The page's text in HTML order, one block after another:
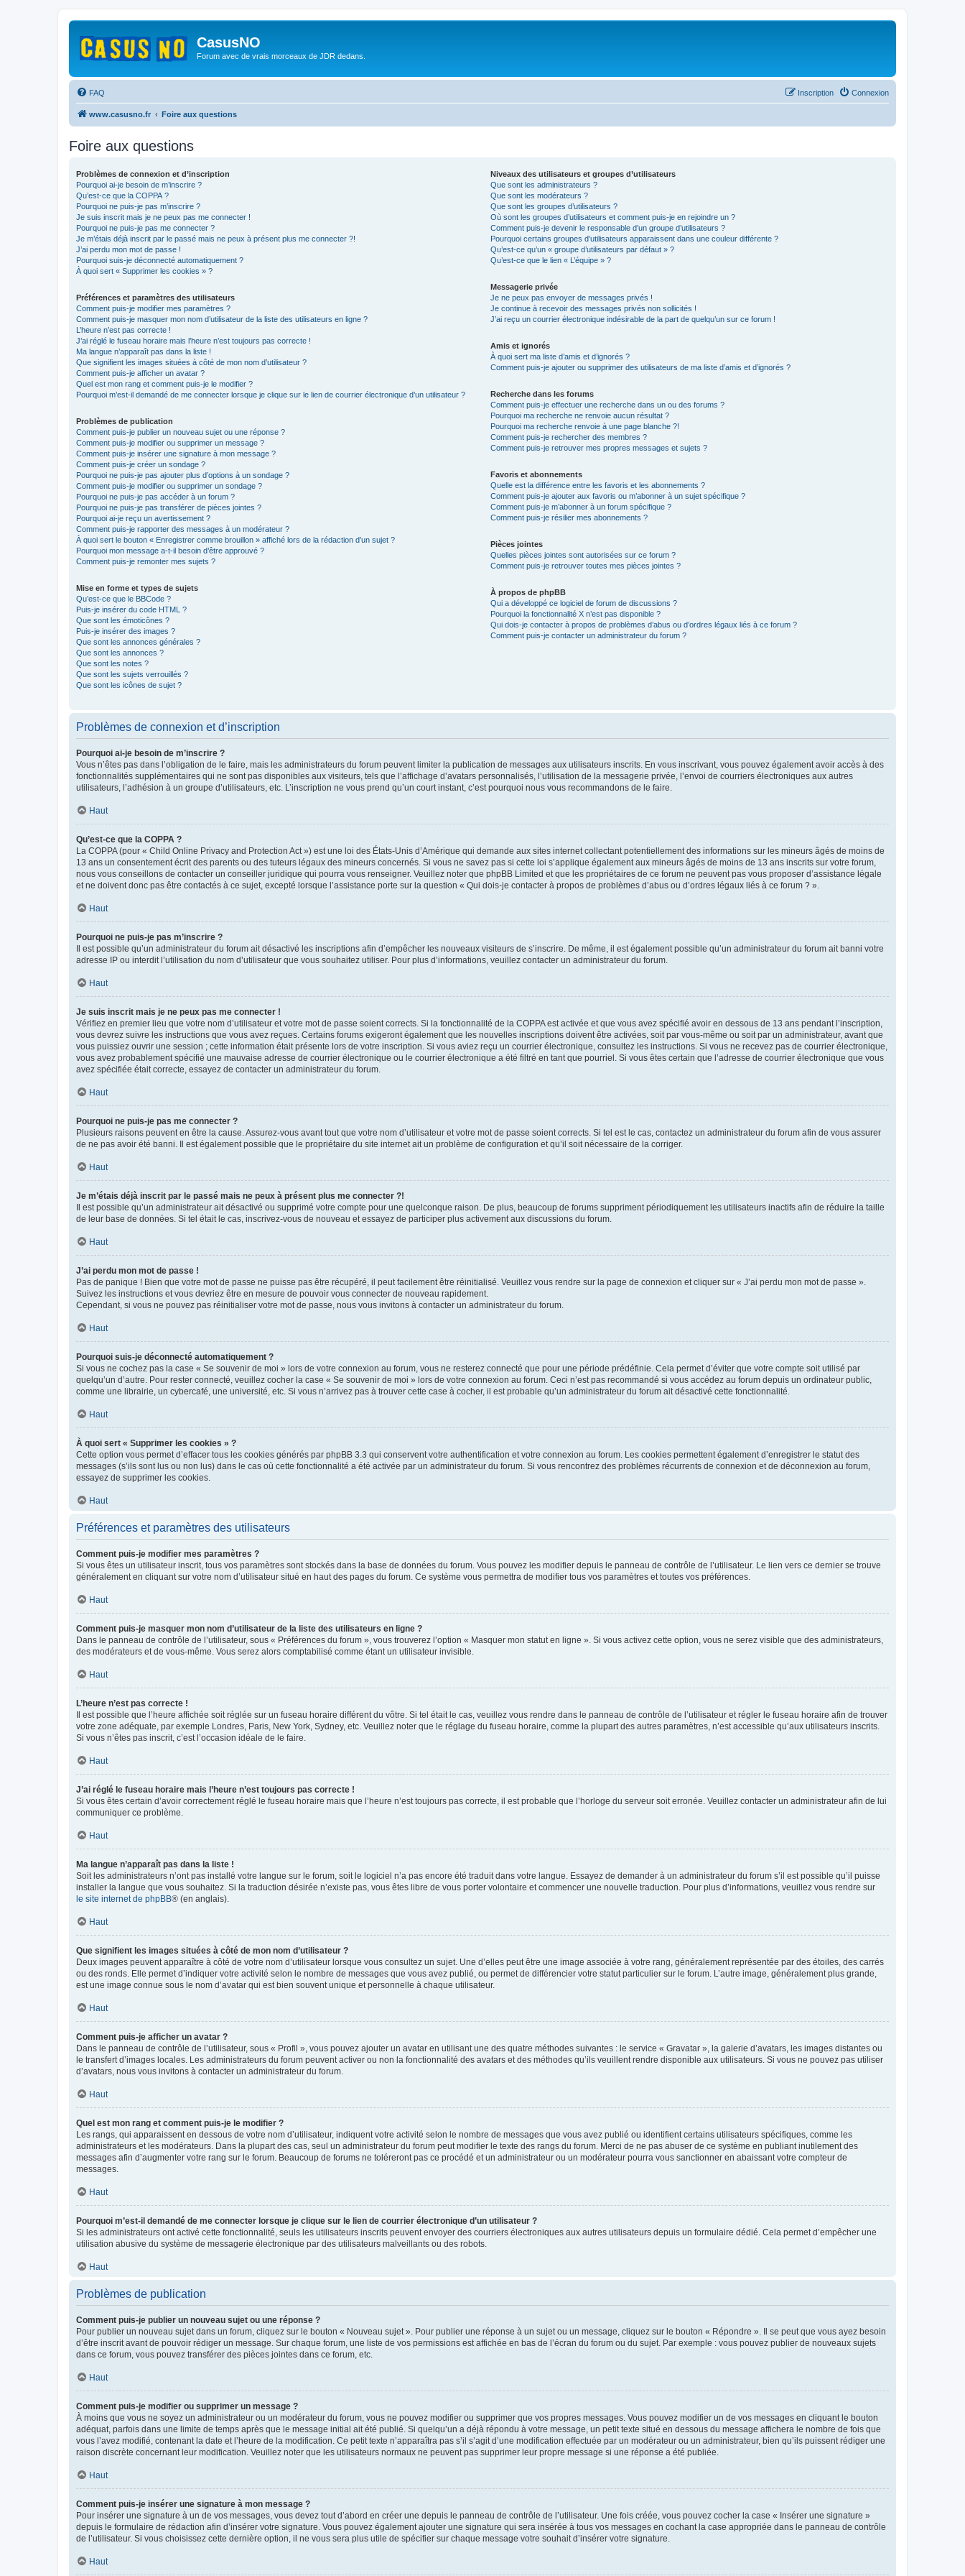
CasusNO
Forum avec de vrais morceaux de JDR dedans.
FAQ Connexion
Inscription
www.casusno.fr Foire aux questions
Foire aux questions
Problèmes de connexion et d’inscription
Pourquoi ai-je besoin de m’inscrire ?
Qu’est-ce que la COPPA ?
Pourquoi ne puis-je pas m’inscrire ?
Je suis inscrit mais je ne peux pas me connecter !
Pourquoi ne puis-je pas me connecter ?
Je m’étais déjà inscrit par le passé mais ne peux à présent plus me connecter ?!
J’ai perdu mon mot de passe !
Pourquoi suis-je déconnecté automatiquement ?
À quoi sert « Supprimer les cookies » ?
Préférences et paramètres des utilisateurs
Comment puis-je modifier mes paramètres ?
Comment puis-je masquer mon nom d’utilisateur de la liste des utilisateurs en ligne ?
L’heure n’est pas correcte !
J’ai réglé le fuseau horaire mais l’heure n’est toujours pas correcte !
Ma langue n’apparaît pas dans la liste !
Que signifient les images situées à côté de mon nom d’utilisateur ?
Comment puis-je afficher un avatar ?
Quel est mon rang et comment puis-je le modifier ?
Pourquoi m’est-il demandé de me connecter lorsque je clique sur le lien de courrier électronique d’un utilisateur ?
Problèmes de publication
Comment puis-je publier un nouveau sujet ou une réponse ?
Comment puis-je modifier ou supprimer un message ?
Comment puis-je insérer une signature à mon message ?
Comment puis-je créer un sondage ?
Pourquoi ne puis-je pas ajouter plus d’options à un sondage ?
Comment puis-je modifier ou supprimer un sondage ?
Pourquoi ne puis-je pas accéder à un forum ?
Pourquoi ne puis-je pas transférer de pièces jointes ?
Pourquoi ai-je reçu un avertissement ?
Comment puis-je rapporter des messages à un modérateur ?
À quoi sert le bouton « Enregistrer comme brouillon » affiché lors de la rédaction d’un sujet ?
Pourquoi mon message a-t-il besoin d’être approuvé ?
Comment puis-je remonter mes sujets ?
Mise en forme et types de sujets
Qu’est-ce que le BBCode ?
Puis-je insérer du code HTML ?
Que sont les émoticônes ?
Puis-je insérer des images ?
Que sont les annonces générales ?
Que sont les annonces ?
Que sont les notes ?
Que sont les sujets verrouillés ?
Que sont les icônes de sujet ?
Niveaux des utilisateurs et groupes d’utilisateurs
Que sont les administrateurs ?
Que sont les modérateurs ?
Que sont les groupes d’utilisateurs ?
Où sont les groupes d’utilisateurs et comment puis-je en rejoindre un ?
Comment puis-je devenir le responsable d’un groupe d’utilisateurs ?
Pourquoi certains groupes d’utilisateurs apparaissent dans une couleur différente ?
Qu’est-ce qu’un « groupe d’utilisateurs par défaut » ?
Qu’est-ce que le lien « L’équipe » ?
Messagerie privée
Je ne peux pas envoyer de messages privés !
Je continue à recevoir des messages privés non sollicités !
J’ai reçu un courrier électronique indésirable de la part de quelqu’un sur ce forum !
Amis et ignorés
À quoi sert ma liste d’amis et d’ignorés ?
Comment puis-je ajouter ou supprimer des utilisateurs de ma liste d’amis et d’ignorés ?
Recherche dans les forums
Comment puis-je effectuer une recherche dans un ou des forums ?
Pourquoi ma recherche ne renvoie aucun résultat ?
Pourquoi ma recherche renvoie à une page blanche ?!
Comment puis-je rechercher des membres ?
Comment puis-je retrouver mes propres messages et sujets ?
Favoris et abonnements
Quelle est la différence entre les favoris et les abonnements ?
Comment puis-je ajouter aux favoris ou m’abonner à un sujet spécifique ?
Comment puis-je m’abonner à un forum spécifique ?
Comment puis-je résilier mes abonnements ?
Pièces jointes
Quelles pièces jointes sont autorisées sur ce forum ?
Comment puis-je retrouver toutes mes pièces jointes ?
À propos de phpBB
Qui a développé ce logiciel de forum de discussions ?
Pourquoi la fonctionnalité X n’est pas disponible ?
Qui dois-je contacter à propos de problèmes d’abus ou d’ordres légaux liés à ce forum ?
Comment puis-je contacter un administrateur du forum ?
Problèmes de connexion et d’inscription
Pourquoi ai-je besoin de m’inscrire ?
Vous n’êtes pas dans l’obligation de le faire, mais les administrateurs du forum peuvent limiter la publication de messages aux utilisateurs inscrits. En vous inscrivant, vous pouvez également avoir accès à des
fonctionnalités supplémentaires qui ne sont pas disponibles aux visiteurs, tels que l’affichage d’avatars personnalisés, l’utilisation de la messagerie privée, l’envoi de courriers électroniques aux autres
utilisateurs, l’adhésion à un groupe d’utilisateurs, etc. L’inscription ne vous prend qu’un court instant, c’est pourquoi nous vous recommandons de le faire.
Haut
Qu’est-ce que la COPPA ?
La COPPA (pour « Child Online Privacy and Protection Act ») est une loi des États-Unis d’Amérique qui demande aux sites internet collectant potentiellement des informations sur les mineurs âgés de moins de
13 ans un consentement écrit des parents ou des tuteurs légaux des mineurs concernés. Si vous ne savez pas si cette loi s’applique également aux mineurs âgés de moins de 13 ans inscrits sur votre forum,
nous vous conseillons de contacter un conseiller juridique qui pourra vous renseigner. Veuillez noter que phpBB Limited et que les propriétaires de ce forum ne peuvent pas vous proposer d’assistance légale
et ne doivent donc pas être contactés à ce sujet, excepté lorsque l’assistance porte sur la question « Qui dois-je contacter à propos de problèmes d’abus ou d’ordres légaux liés à ce forum ? ».
Haut
Pourquoi ne puis-je pas m’inscrire ?
Il est possible qu’un administrateur du forum ait désactivé les inscriptions afin d’empêcher les nouveaux visiteurs de s’inscrire. De même, il est également possible qu’un administrateur du forum ait banni votre
adresse IP ou interdit l’utilisation du nom d’utilisateur que vous souhaitez utiliser. Pour plus d’informations, veuillez contacter un administrateur du forum.
Haut
Je suis inscrit mais je ne peux pas me connecter !
Vérifiez en premier lieu que votre nom d’utilisateur et votre mot de passe soient corrects. Si la fonctionnalité de la COPPA est activée et que vous avez spécifié avoir en dessous de 13 ans pendant l’inscription,
vous devrez suivre les instructions que vous avez reçues. Certains forums exigeront également que les nouvelles inscriptions doivent être activées, soit par vous-même ou soit par un administrateur, avant que
vous puissiez ouvrir une session ; cette information était présente lors de votre inscription. Si vous aviez reçu un courrier électronique, consultez les instructions. Si vous ne recevez pas de courrier électronique,
vous avez probablement spécifié une mauvaise adresse de courrier électronique ou le courrier électronique a été filtré en tant que pourriel. Si vous êtes certain que l’adresse de courrier électronique que vous
avez spécifiée était correcte, essayez de contacter un administrateur du forum.
Haut
Pourquoi ne puis-je pas me connecter ?
Plusieurs raisons peuvent en être la cause. Assurez-vous avant tout que votre nom d’utilisateur et votre mot de passe soient corrects. Si tel est le cas, contactez un administrateur du forum afin de vous assurer
de ne pas avoir été banni. Il est également possible que le propriétaire du site internet ait un problème de configuration et qu’il soit nécessaire de la corriger.
Haut
Je m’étais déjà inscrit par le passé mais ne peux à présent plus me connecter ?!
Il est possible qu’un administrateur ait désactivé ou supprimé votre compte pour une quelconque raison. De plus, beaucoup de forums suppriment périodiquement les utilisateurs inactifs afin de réduire la taille
de leur base de données. Si tel était le cas, inscrivez-vous de nouveau et essayez de participer plus activement aux discussions du forum.
Haut
J’ai perdu mon mot de passe !
Pas de panique ! Bien que votre mot de passe ne puisse pas être récupéré, il peut facilement être réinitialisé. Veuillez vous rendre sur la page de connexion et cliquer sur « J’ai perdu mon mot de passe ».
Suivez les instructions et vous devriez être en mesure de pouvoir vous connecter de nouveau rapidement.
Cependant, si vous ne pouvez pas réinitialiser votre mot de passe, nous vous invitons à contacter un administrateur du forum.
Haut
Pourquoi suis-je déconnecté automatiquement ?
Si vous ne cochez pas la case « Se souvenir de moi » lors de votre connexion au forum, vous ne resterez connecté que pour une période prédéfinie. Cela permet d’éviter que votre compte soit utilisé par
quelqu’un d’autre. Pour rester connecté, veuillez cocher la case « Se souvenir de moi » lors de votre connexion au forum. Ceci n’est pas recommandé si vous accédez au forum depuis un ordinateur public,
comme une librairie, un cybercafé, une université, etc. Si vous n’arrivez pas à trouver cette case à cocher, il est probable qu’un administrateur du forum ait désactivé cette fonctionnalité.
Haut
À quoi sert « Supprimer les cookies » ?
Cette option vous permet d’effacer tous les cookies générés par phpBB 3.3 qui conservent votre authentification et votre connexion au forum. Les cookies permettent également d’enregistrer le statut des
messages (s’ils sont lus ou non lus) dans le cas où cette fonctionnalité a été activée par un administrateur du forum. Si vous rencontrez des problèmes récurrents de connexion et de déconnexion au forum,
essayez de supprimer les cookies.
Haut
Préférences et paramètres des utilisateurs
Comment puis-je modifier mes paramètres ?
Si vous êtes un utilisateur inscrit, tous vos paramètres sont stockés dans la base de données du forum. Vous pouvez les modifier depuis le panneau de contrôle de l’utilisateur. Le lien vers ce dernier se trouve
généralement en cliquant sur votre nom d’utilisateur situé en haut des pages du forum. Ce système vous permettra de modifier tous vos paramètres et toutes vos préférences.
Haut
Comment puis-je masquer mon nom d’utilisateur de la liste des utilisateurs en ligne ?
Dans le panneau de contrôle de l’utilisateur, sous « Préférences du forum », vous trouverez l’option « Masquer mon statut en ligne ». Si vous activez cette option, vous ne serez visible que des administrateurs,
des modérateurs et de vous-même. Vous serez alors comptabilisé comme étant un utilisateur invisible.
Haut
L’heure n’est pas correcte !
Il est possible que l’heure affichée soit réglée sur un fuseau horaire différent du vôtre. Si tel était le cas, veuillez vous rendre dans le panneau de contrôle de l’utilisateur et régler le fuseau horaire afin de trouver
votre zone adéquate, par exemple Londres, Paris, New York, Sydney, etc. Veuillez noter que le réglage du fuseau horaire, comme la plupart des autres paramètres, n’est accessible qu’aux utilisateurs inscrits.
Si vous n’êtes pas inscrit, c’est l’occasion idéale de le faire.
Haut
J’ai réglé le fuseau horaire mais l’heure n’est toujours pas correcte !
Si vous êtes certain d’avoir correctement réglé le fuseau horaire mais que l’heure n’est toujours pas correcte, il est probable que l’horloge du serveur soit erronée. Veuillez contacter un administrateur afin de lui
communiquer ce problème.
Haut
Ma langue n’apparaît pas dans la liste !
Soit les administrateurs n’ont pas installé votre langue sur le forum, soit le logiciel n’a pas encore été traduit dans votre langue. Essayez de demander à un administrateur du forum s’il est possible qu’il puisse
installer la langue que vous souhaitez. Si la traduction désirée n’existe pas, vous êtes libre de vous porter volontaire et commencer une nouvelle traduction. Pour plus d’informations, veuillez vous rendre sur
le site internet de phpBB® (en anglais).
Haut
Que signifient les images situées à côté de mon nom d’utilisateur ?
Deux images peuvent apparaître à côté de votre nom d’utilisateur lorsque vous consultez un sujet. Une d’elles peut être une image associée à votre rang, généralement représentée par des étoiles, des carrés
ou des ronds. Elle permet d’indiquer votre activité selon le nombre de messages que vous avez publié, ou permet de différencier votre statut particulier sur le forum. L’autre image, généralement plus grande,
est une image connue sous le nom d’avatar qui est bien souvent unique et personnelle à chaque utilisateur.
Haut
Comment puis-je afficher un avatar ?
Dans le panneau de contrôle de l’utilisateur, sous « Profil », vous pouvez ajouter un avatar en utilisant une des quatre méthodes suivantes : le service « Gravatar », la galerie d’avatars, les images distantes ou
le transfert d’images locales. Les administrateurs du forum peuvent activer ou non la fonctionnalité des avatars et des méthodes qu’ils veuillent rendre disponible aux utilisateurs. Si vous ne pouvez pas utiliser
d’avatars, nous vous invitons à contacter un administrateur du forum.
Haut
Quel est mon rang et comment puis-je le modifier ?
Les rangs, qui apparaissent en dessous de votre nom d’utilisateur, indiquent votre activité selon le nombre de messages que vous avez publié ou identifient certains utilisateurs spécifiques, comme les
administrateurs et les modérateurs. Dans la plupart des cas, seul un administrateur du forum peut modifier le texte des rangs du forum. Merci de ne pas abuser de ce système en publiant inutilement des
messages afin d’augmenter votre rang sur le forum. Beaucoup de forums ne toléreront pas ce procédé et un administrateur ou un modérateur pourra vous sanctionner en abaissant votre compteur de
messages.
Haut
Pourquoi m’est-il demandé de me connecter lorsque je clique sur le lien de courrier électronique d’un utilisateur ?
Si les administrateurs ont activé cette fonctionnalité, seuls les utilisateurs inscrits peuvent envoyer des courriers électroniques aux autres utilisateurs depuis un formulaire dédié. Cela permet d’empêcher une
utilisation abusive du système de messagerie électronique par des utilisateurs malveillants ou des robots.
Haut
Problèmes de publication
Comment puis-je publier un nouveau sujet ou une réponse ?
Pour publier un nouveau sujet dans un forum, cliquez sur le bouton « Nouveau sujet ». Pour publier une réponse à un sujet ou un message, cliquez sur le bouton « Répondre ». Il se peut que vous ayez besoin
d’être inscrit avant de pouvoir rédiger un message. Sur chaque forum, une liste de vos permissions est affichée en bas de l’écran du forum ou du sujet. Par exemple : vous pouvez publier de nouveaux sujets
dans ce forum, vous pouvez transférer des pièces jointes dans ce forum, etc.
Haut
Comment puis-je modifier ou supprimer un message ?
À moins que vous ne soyez un administrateur ou un modérateur du forum, vous ne pouvez modifier ou supprimer que vos propres messages. Vous pouvez modifier un de vos messages en cliquant le bouton
adéquat, parfois dans une limite de temps après que le message initial ait été publié. Si quelqu’un a déjà répondu à votre message, un petit texte situé en dessous du message affichera le nombre de fois que
vous l’avez modifié, contenant la date et l’heure de la modification. Ce petit texte n’apparaîtra pas s’il s’agit d’une modification effectuée par un modérateur ou un administrateur, bien qu’ils puissent rédiger une
raison discrète concernant leur modification. Veuillez noter que les utilisateurs normaux ne peuvent pas supprimer leur propre message si une réponse a été publiée.
Haut
Comment puis-je insérer une signature à mon message ?
Pour insérer une signature à un de vos messages, vous devez tout d’abord en créer une depuis le panneau de contrôle de l’utilisateur. Une fois créée, vous pouvez cocher la case « Insérer une signature »
depuis le formulaire de rédaction afin d’insérer votre signature. Vous pouvez également ajouter une signature qui sera insérée à tous vos messages en cochant la case appropriée dans le panneau de contrôle
de l’utilisateur. Si vous choisissez cette dernière option, il ne vous sera plus utile de spécifier sur chaque message votre souhait d’insérer votre signature.
Haut